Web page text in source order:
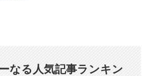
なる人気記事ランキン